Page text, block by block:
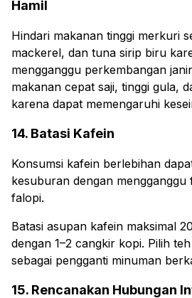
Hamil
Hindari makanan tinggi merkuri
mackerel, dan tuna sirip biru
mengganggu perkembangan
makanan cepat saji, tinggi gula,
karena dapat memengaruhi
14. Batasi Kafein
Konsumsi kafein berlebihan
kesuburan dengan
falopi.
Batasi asupan kafein maksimal
dengan 1–2 cangkir kopi. Pilih
sebagai pengganti minuman
15. Rencanakan Hubungan